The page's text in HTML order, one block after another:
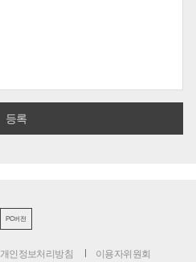
PC버전
개인정보처리방침 이용자위원회